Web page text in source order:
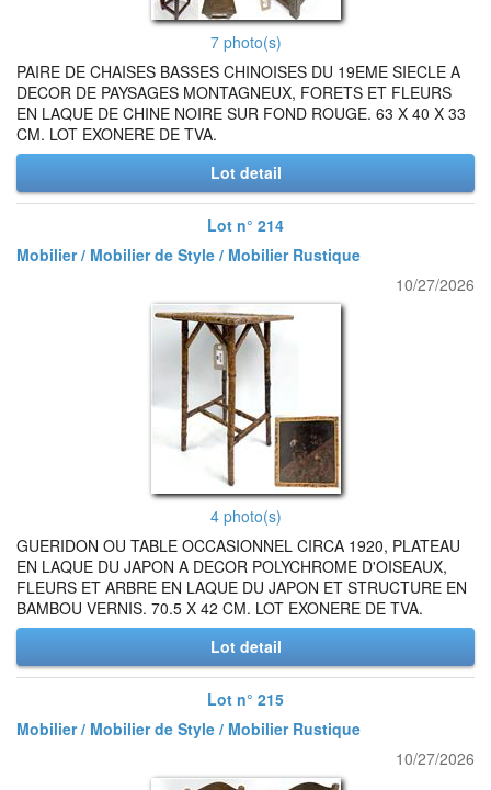
7 photo(s)
PAIRE DE CHAISES BASSES CHINOISES DU 19EME SIECLE A
DECOR DE PAYSAGES MONTAGNEUX, FORETS ET FLEURS
EN LAQUE DE CHINE NOIRE SUR FOND ROUGE. 63 X 40 X 33
CM. LOT EXONERE DE TVA.
Lot detail
Lot n° 214
Mobilier / Mobilier de Style / Mobilier Rustique
10/27/2026
4 photo(s)
GUERIDON OU TABLE OCCASIONNEL CIRCA 1920, PLATEAU
EN LAQUE DU JAPON A DECOR POLYCHROME D'OISEAUX,
FLEURS ET ARBRE EN LAQUE DU JAPON ET STRUCTURE EN
BAMBOU VERNIS. 70.5 X 42 CM. LOT EXONERE DE TVA.
Lot detail
Lot n° 215
Mobilier / Mobilier de Style / Mobilier Rustique
10/27/2026